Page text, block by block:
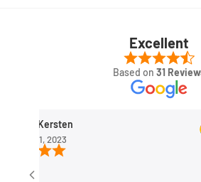
Excellent
Based on 31
Rob Kersten
Sep 11, 2023